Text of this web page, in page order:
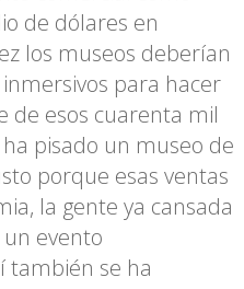
de dólares en
los museos deberían
para hacer
de esos cuarenta mil
pisado un museo de
porque esas ventas
la gente ya cansada
evento
también se ha